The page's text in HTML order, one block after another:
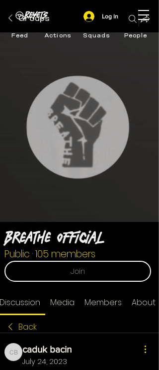
Feed Actions Squads People
Log In
Groups
Breathe Official
Public ·105 members
Join
Discussion Media Members About
Back
caduk bacin
caduk bacin
July 24, 2023